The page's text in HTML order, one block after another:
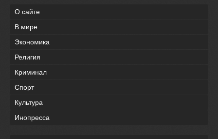
О сайте
В мире
Экономика
Религия
Криминал
Спорт
Культура
Инопресса